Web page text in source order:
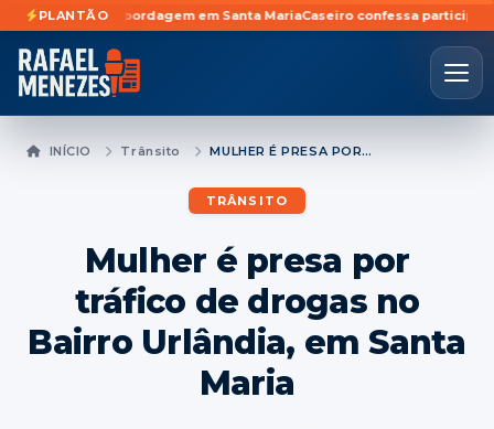
PLANTÃO
abordagem em Santa MariaCaseiro confessa participação em
INÍCIO Trânsito MULHER É PRESA POR TRÁFICO DE DROGAS NO BAIRRO URLÂNDIA, EM SANTA MARIA
TRÂNSITO
Mulher é presa por
tráfico de drogas no
Bairro Urlândia, em Santa
Maria